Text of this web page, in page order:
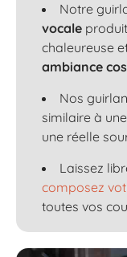
Notre
vocale
chaleureuse
ambiance
Nos
similaire à
une réelle
Laissez
composez
toutes vos